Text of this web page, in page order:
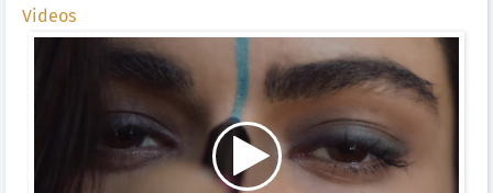
Videos